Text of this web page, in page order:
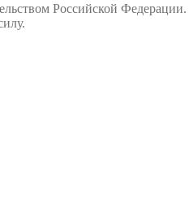
Российской Федерации.